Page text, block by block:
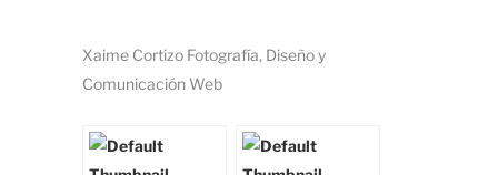
Xaime Cortizo Fotografía, Diseño y
Comunicación Web